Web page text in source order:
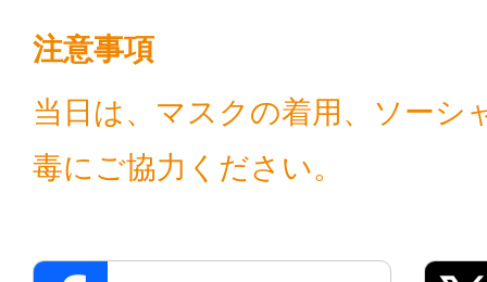
注意事項
当日は、マスクの着用、ソーシ
毒にご協力ください。